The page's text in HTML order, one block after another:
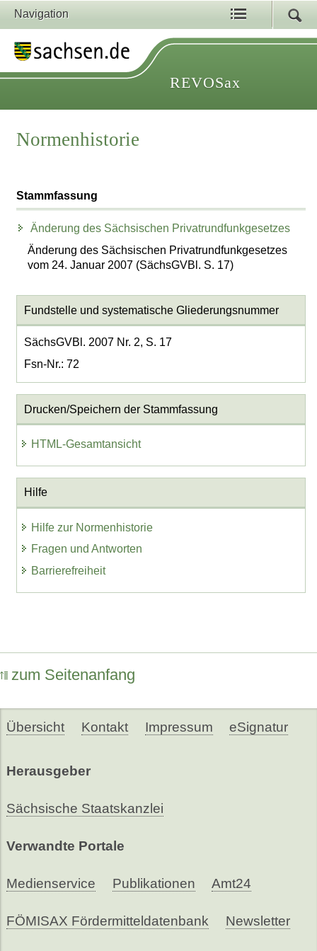
Navigation
REVOSax
Normenhistorie
Stammfassung
Änderung des Sächsischen Privatrundfunkgesetzes
Änderung des Sächsischen Privatrundfunkgesetzes
vom 24. Januar 2007 (SächsGVBl. S. 17)
Fundstelle und systematische Gliederungsnummer
SächsGVBl. 2007 Nr. 2, S. 17
Fsn-Nr.: 72
Drucken/Speichern der Stammfassung
HTML-Gesamtansicht
Hilfe
Hilfe zur Normenhistorie
Fragen und Antworten
Barrierefreiheit
zum Seitenanfang
Übersicht Kontakt Impressum eSignatur
Herausgeber
Sächsische Staatskanzlei
Verwandte Portale
Medienservice Publikationen Amt24
FÖMISAX Fördermitteldatenbank Newsletter